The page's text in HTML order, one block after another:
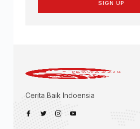
SIGN UP
Cerita Baik Indoensia